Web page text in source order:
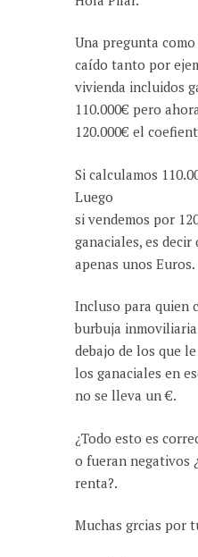
Una pregunta
caído tanto por
vivienda incluidos
110.000€ pero
120.000€ el
Si calculamos
Luego
si vendemos por
ganaciales, es
apenas unos Euros.
Incluso para quien
burbuja
debajo de los que
los ganaciales en
no se lleva un €.
¿Todo esto es
o fueran negativos
renta?.
Muchas grcias por